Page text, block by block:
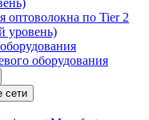
оптоволокна по Tier 2
уровень)
оборудования
сети